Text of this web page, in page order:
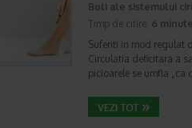
Boli ale sistemului
Timp de citire: 6
Suferiti in mod regulat
Circulatia deficitara a
picioarele se umfla „ca